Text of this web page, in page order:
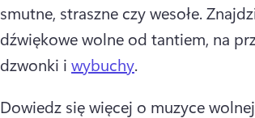
smutne, straszne czy wesołe.
dźwiękowe wolne od tantiem, na
dzwonki i wybuchy.
Dowiedz się więcej o muzyce